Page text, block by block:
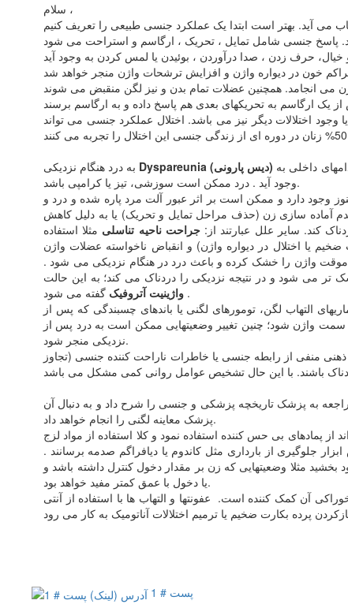
سلام ،
اختلالات دیگر نیز می باشد. اختلال عملکرد جنسی می تواند
Dyspareunia (دیس پارونی)
وجود آید . درد ممکن است سوزشی، تیز یا کرامپی باشد.
وجود دارد و ممکن است بر اثر عبور آلت مرد پاره شده و درد و
آماده سازی زن (حذف مراحل تمایل و تحریک) یا به دلیل کاهش
کند. سایر علل عبارتند از: جراحت ناحیه تناسلی مثلا استفاده
یا اختلال در دیواره واژن) و انقباض ناخواسته عضلات واژن
موقت واژن را خشک کرده و باعث درد در هنگام نزدیکی می شود .
می شود و در نتیجه نزدیکی را دردناک می کند؛ به این حالت
واژینیت آتروفیک گفته می شود .
التهاب لگن، تومورهای لگنی یا باندهای چسبندگی که پس از
واژن شود؛ چنین تغییر وضعیتهایی ممکن است به درد پس از
نزدیکی منجر شود.
منفی از رابطه جنسی یا خاطرات ناراحت کننده جنسی (تجاوز
به پزشک تاریخچه پزشکی و جنسی را شرح داد و به دنبال آن
پزشک معاینه لگنی را انجام خواهد داد.
بی حس کننده استفاده نمود و کلا استفاده از مواد لزج
جلوگیری از بارداری مثل کاندوم یا دیافراگم صدمه برسانند .
مثلا وضعیتهایی که زن بر مقدار دخول کنترل داشته باشد و
یا دخول با عمق کمتر مفید خواهد بود.
آن کمک کننده است. عفونتها و التهاب ها با استفاده از آنتی
پست # 1